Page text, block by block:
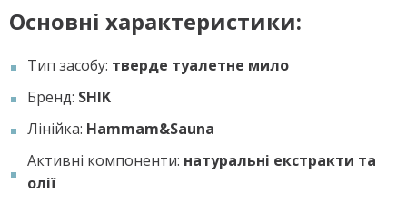
Основні характеристики:
Тип засобу: тверде туалетне мило
Бренд: SHIK
Лінійка: Hammam&Sauna
Активні компоненти: натуральні екстракти та
олії